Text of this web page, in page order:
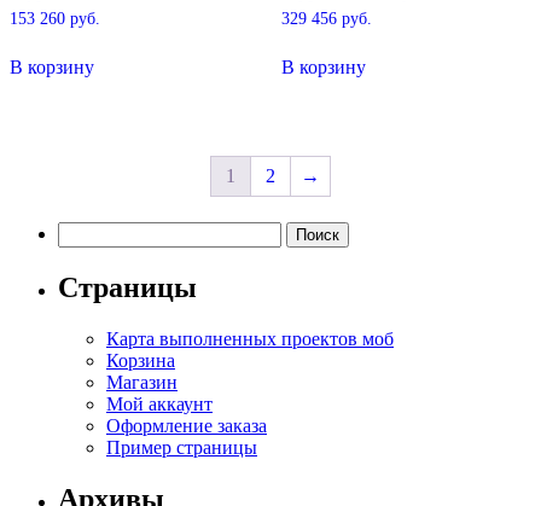
153 260 руб.
В корзину
329 456 руб.
В корзину
1 2 →
Страницы
Карта выполненных проектов моб
Корзина
Магазин
Мой аккаунт
Оформление заказа
Пример страницы
Архивы